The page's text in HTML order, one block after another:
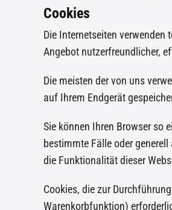
Cookies
Die Internetseiten verwenden
Angebot nutzerfreundlicher,
Die meisten der von uns
auf Ihrem Endgerät
Sie können Ihren Browser so
bestimmte Fälle oder
die Funktionalität dieser
Cookies, die zur
Warenkorbfunktion)